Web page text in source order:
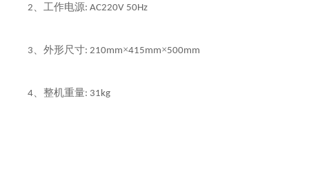
2 工作电源:AC220V 50Hz
3 、外形尺寸:210mm×415mm×500mm
4 、整机重量: 31kg